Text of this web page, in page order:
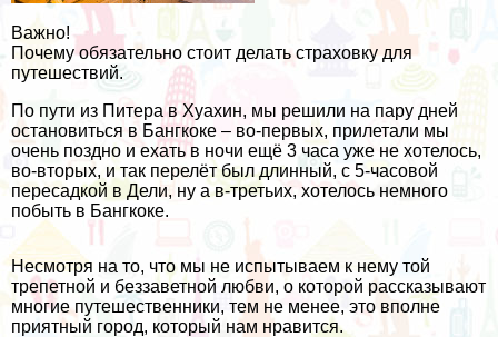
Важно!
Почему обязательно стоит делать страховку для
путешествий.
По пути из Питера в Хуахин, мы решили на пару дней
остановиться в Бангкоке – во-первых, прилетали мы
очень поздно и ехать в ночи ещё 3 часа уже не хотелось,
во-вторых, и так перелёт был длинный, с 5-часовой
пересадкой в Дели, ну а в-третьих, хотелось немного
побыть в Бангкоке.
Несмотря на то, что мы не испытываем к нему той
трепетной и беззаветной любви, о которой рассказывают
многие путешественники, тем не менее, это вполне
приятный город, который нам нравится.